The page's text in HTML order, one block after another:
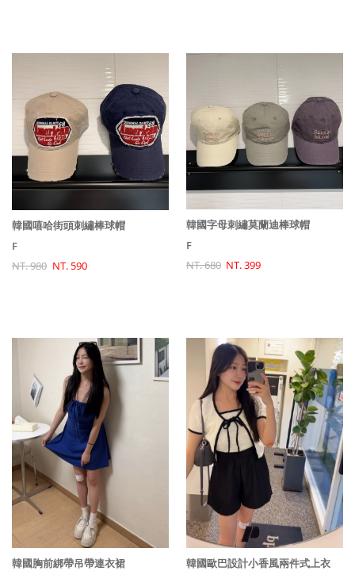
韓國嘻哈街頭刺繡棒球帽
F
NT. 980 NT. 590
韓國字母刺繡莫蘭迪棒球帽
F
NT. 680 NT. 399
韓國胸前綁帶吊帶連衣裙
韓國歐巴設計小香風兩件式上衣